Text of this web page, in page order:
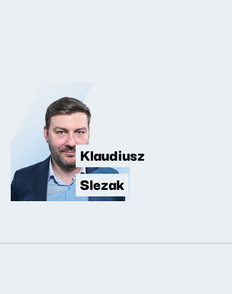
Klaudiusz
Slezak